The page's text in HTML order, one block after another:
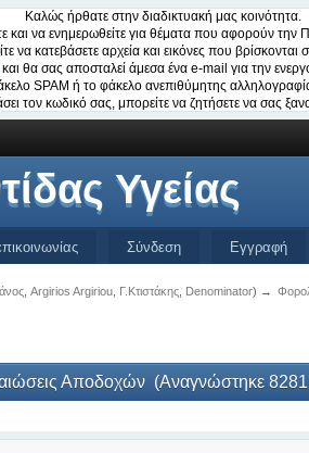
Καλώς ήρθατε στην διαδικτυακή μας κοινότητα.
και να ενημερωθείτε για θέματα που αφορούν την
να κατεβάσετε αρχεία και εικόνες που
και θα σας αποσταλεί άμεσα ένα e-mail για την
SPAM ή το φάκελο ανεπιθύμητης
τον κωδικό σας, μπορείτε να ζητήσετε να σας
Υγείας
Σύνδεση Εγγραφή
, Argirios Argiriou, Γ.Κτιστάκης, Denominator) →
Αποδοχών (Αναγνώστηκε